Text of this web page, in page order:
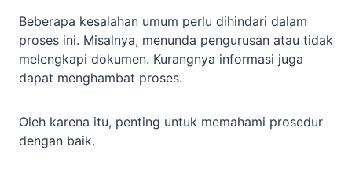
Beberapa kesalahan umum perlu dihindari dalam
proses ini. Misalnya, menunda pengurusan atau tidak
melengkapi dokumen. Kurangnya informasi juga
dapat menghambat proses.
Oleh karena itu, penting untuk memahami prosedur
dengan baik.